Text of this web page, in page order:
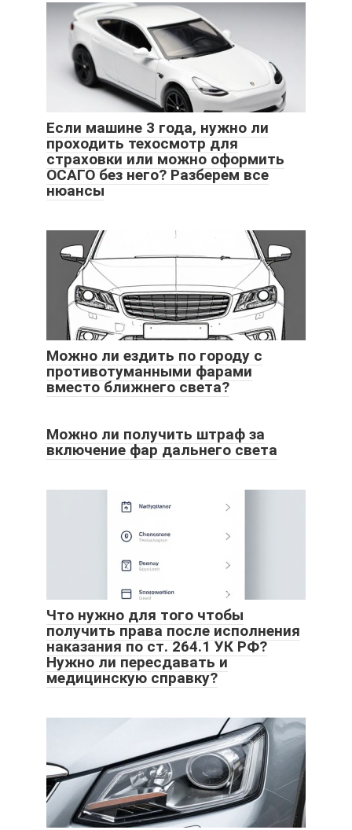
Если машине 3 года, нужно ли
проходить техосмотр для
страховки или можно оформить
ОСАГО без него? Разберем все
нюансы
Можно ли ездить по городу с
противотуманными фарами
вместо ближнего света?
Можно ли получить штраф за
включение фар дальнего света
Что нужно для того чтобы
получить права после исполнения
наказания по ст. 264.1 УК РФ?
Нужно ли пересдавать и
медицинскую справку?